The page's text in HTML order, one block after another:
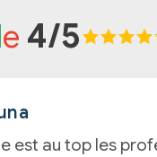
e 4/5
est au top les